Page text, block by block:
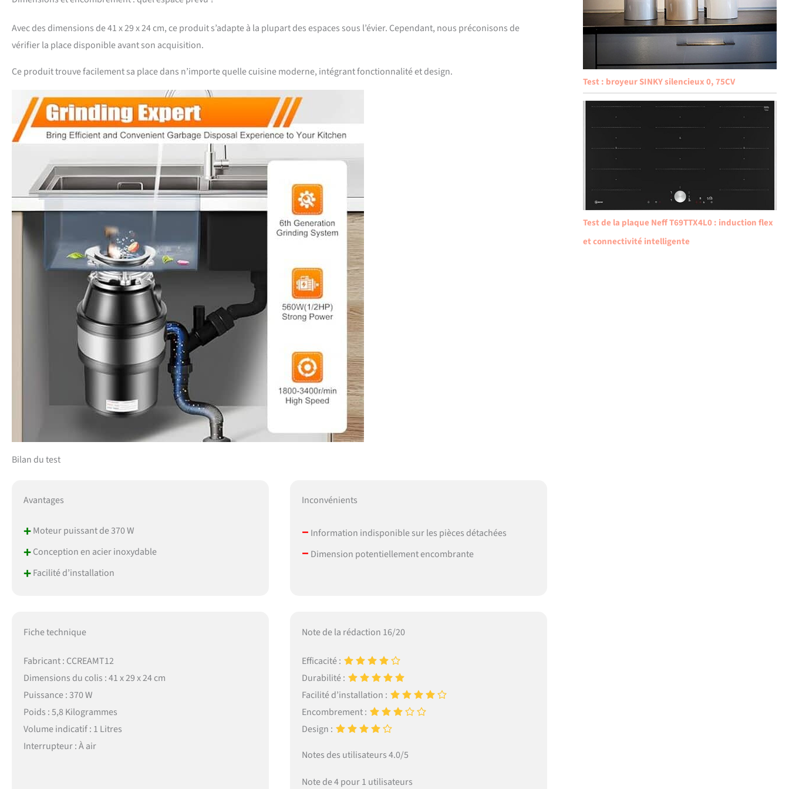
Avec des dimensions de 41 x 29 x 24 cm, ce produit s’adapte à la plupart des espaces sous l’évier. Cependant, nous préconisons de
vérifier la place disponible avant son acquisition.
Ce produit trouve facilement sa place dans n’importe quelle cuisine moderne, intégrant fonctionnalité et design.
Bilan du test
Avantages
+Moteur puissant de 370 W
+Conception en acier inoxydable
+Facilité d’installation
Inconvénients
– Information indisponible sur les pièces détachées
– Dimension potentiellement encombrante
Fiche technique
Fabricant : CCREAMT12
Dimensions du colis : 41 x 29 x 24 cm
Puissance : 370 W
Poids : 5,8 Kilogrammes
Volume indicatif : 1 Litres
Interrupteur : À air
Note de la rédaction 16/20
Efficacité :
Durabilité :
Facilité d’installation :
Encombrement :
Design :
Notes des utilisateurs 4.0/5
Note de 4 pour 1 utilisateurs
Test : broyeur SINKY silencieux 0, 75CV
Test de la plaque Neff T69TTX4L0 : induction flex
et connectivité intelligente